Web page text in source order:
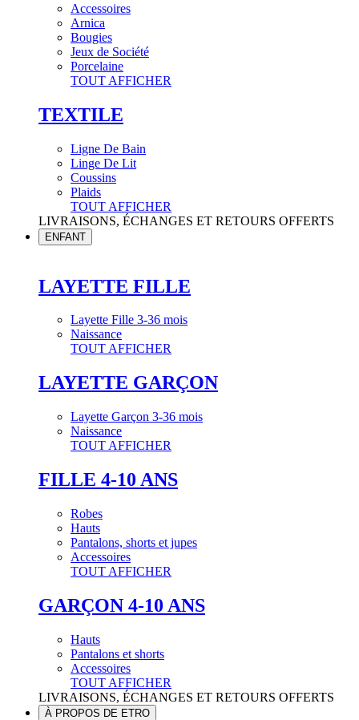
Accessoires
Arnica
Bougies
Jeux de Société
Porcelaine
TOUT AFFICHER
TEXTILE
Ligne De Bain
Linge De Lit
Coussins
Plaids
TOUT AFFICHER
LIVRAISONS, ÉCHANGES ET RETOURS OFFERTS
ENFANT
LAYETTE FILLE
Layette Fille 3-36 mois
Naissance
TOUT AFFICHER
LAYETTE GARÇON
Layette Garçon 3-36 mois
Naissance
TOUT AFFICHER
FILLE 4-10 ANS
Robes
Hauts
Pantalons, shorts et jupes
Accessoires
TOUT AFFICHER
GARÇON 4-10 ANS
Hauts
Pantalons et shorts
Accessoires
TOUT AFFICHER
LIVRAISONS, ÉCHANGES ET RETOURS OFFERTS
À PROPOS DE ETRO